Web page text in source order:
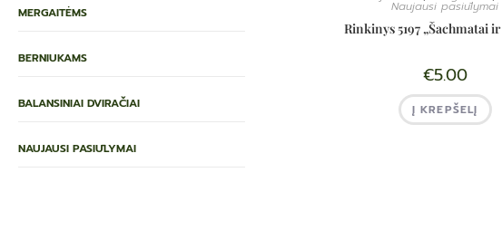
MERGAITĖMS
BERNIUKAMS
BALANSINIAI DVIRAČIAI
NAUJAUSI PASIŪLYMAI
Naujausi pasiūlymai
Rinkinys 5197 „Šachmatai ir
€5.00
Į KREPŠELĮ